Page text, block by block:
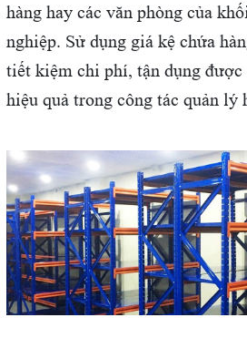
hàng hay các văn phòng của
nghiệp. Sử dụng giá kệ chứa
tiết kiệm chi phí, tận dụng
hiệu quả trong công tác quản lý